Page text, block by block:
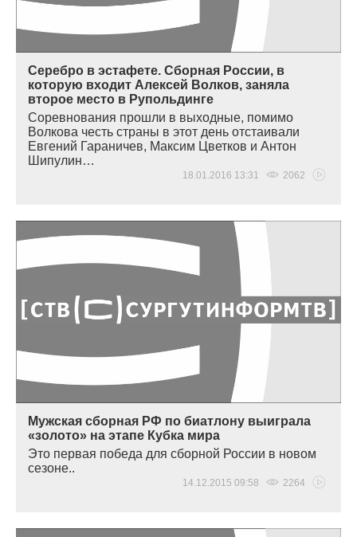
Серебро в эстафете. Сборная России, в
которую входит Алексей Волков, заняла
второе место в Рупольдинге
Соревнования прошли в выходные, помимо
Волкова честь страны в этот день отстаивали
Евгений Гараничев, Максим Цветков и Антон
Шипулин…
18.01.2016 13:31 2062
Мужская сборная РФ по биатлону выиграла
«золото» на этапе Кубка мира
Это первая победа для сборной России в новом
сезоне..
14.12.2015 09:58 2264